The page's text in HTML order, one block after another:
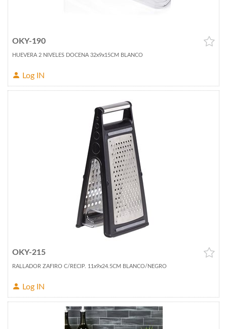
OKY-190
HUEVERA 2 NIVELES DOCENA 32x9x15CM BLANCO
Log IN
OKY-215
RALLADOR ZAFIRO C/RECIP. 11x9x24.5CM BLANCO/NEGRO
Log IN